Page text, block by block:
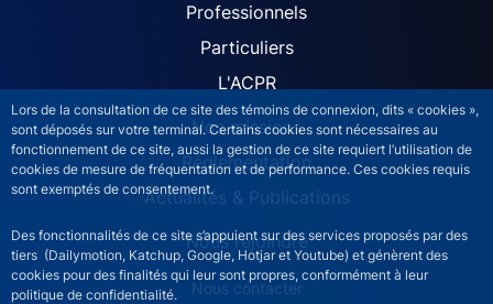
Lors de la consultation de ce site des témoins de connexion, dits « cookies »,
sont déposés sur votre terminal. Certains cookies sont nécessaires au
fonctionnement de ce site, aussi la gestion de ce site requiert l’utilisation de
cookies de mesure de fréquentation et de performance. Ces cookies requis
sont exemptés de consentement.
Des fonctionnalités de ce site s’appuient sur des services proposés par des
tiers (Dailymotion, Katchup, Google, Hotjar et Youtube) et génèrent des
cookies pour des finalités qui leur sont propres, conformément à leur
politique de confidentialité.
ACPR site navigation
Professionnels
Particuliers
L'ACPR
Nos missions
Réglementation
Actualités & Publications
Nous rejoindre
ACPR footer secondary menu (French)
Nous contacter